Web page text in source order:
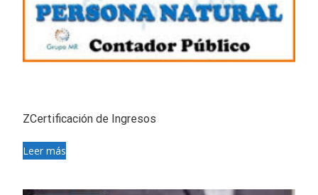
ZCertificación de Ingresos
Leer más